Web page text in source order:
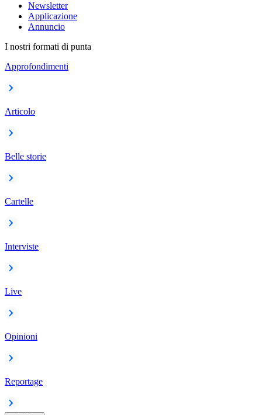
Newsletter
Applicazione
Annuncio
I nostri formati di punta
Approfondimenti
Articolo
Belle storie
Cartelle
Interviste
Live
Opinioni
Reportage